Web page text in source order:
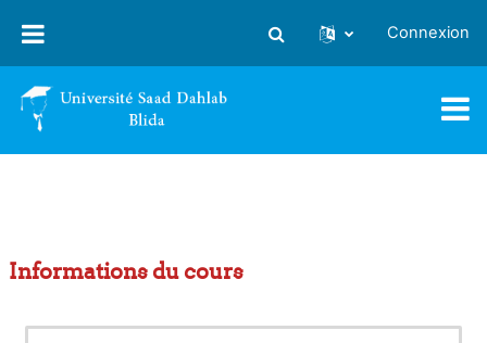
Activer/désactiver la saisie
Connexion
Informations du cours